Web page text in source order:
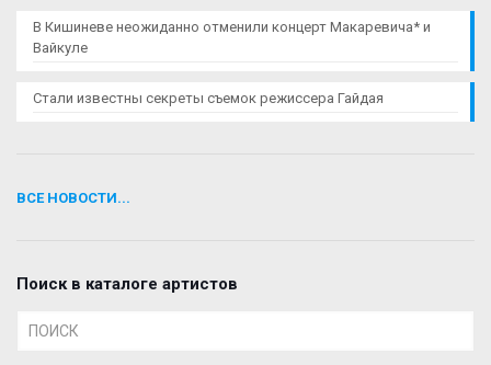
В Кишиневе неожиданно отменили концерт Макаревича* и
Вайкуле
Стали известны секреты съемок режиссера Гайдая
ВСЕ НОВОСТИ...
Поиск в каталоге артистов